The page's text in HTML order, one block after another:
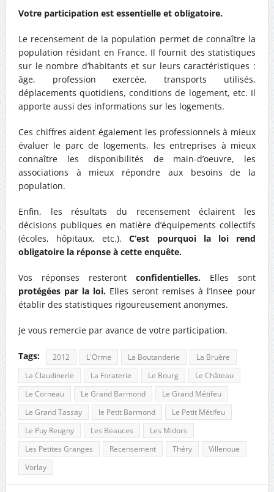
Votre participation est essentielle et obligatoire.
Le recensement de la population permet de connaître la
population résidant en France. Il fournit des statistiques
sur le nombre d’habitants et sur leurs caractéristiques :
âge, profession exercée, transports utilisés,
déplacements quotidiens, conditions de logement, etc. Il
apporte aussi des informations sur les logements.
Ces chiffres aident également les professionnels à mieux
évaluer le parc de logements, les entreprises à mieux
connaître les disponibilités de main-d’oeuvre, les
associations à mieux répondre aux besoins de la
population.
Enfin, les résultats du recensement éclairent les
décisions publiques en matière d’équipements collectifs
(écoles, hôpitaux, etc.).C’est pourquoi la loi rend
obligatoire la réponse à cette enquête.
Vos réponses resteront confidentielles. Elles sont
protégées par la loi. Elles seront remises à l’Insee pour
établir des statistiques rigoureusement anonymes.
Je vous remercie par avance de votre participation.
Tags: 2012 L'Orme La Boutanderie
La Bruère
La Claudinerie
La Foraterie Le Bourg
Le Château
Le Corneau
Le Grand Barmond
Le Grand Métifeu
Le Grand Tassay
le Petit Barmond
Le Petit Métifeu
Le Puy Reugny
Les Beauces
Les Midors
Les Petites Granges
Recensement Théry
Villenoue
Vorlay